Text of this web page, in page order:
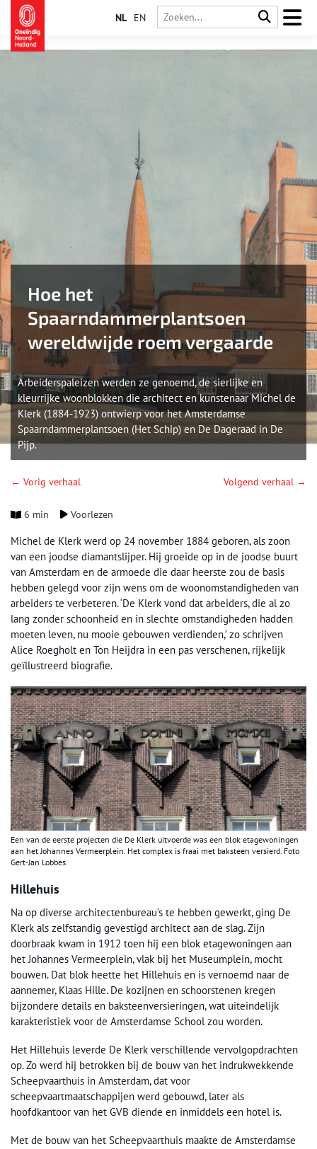
NL EN
Hoe het
Spaarndammerplantsoen
wereldwijde roem vergaarde
Arbeiderspaleizen werden ze genoemd, de sierlijke en
kleurrijke woonblokken die architect en kunstenaar Michel de
Klerk (1884-1923) ontwierp voor het Amsterdamse
Spaarndammerplantsoen (Het Schip) en De Dageraad in De
Pijp.
← Vorig verhaal Volgend verhaal →
6 min Voorlezen
Michel de Klerk werd op 24 november 1884 geboren, als zoon
van een joodse diamantslijper. Hij groeide op in de joodse buurt
van Amsterdam en de armoede die daar heerste zou de basis
hebben gelegd voor zijn wens om de woonomstandigheden van
arbeiders te verbeteren. ‘De Klerk vond dat arbeiders, die al zo
lang zonder schoonheid en in slechte omstandigheden hadden
moeten leven, nu mooie gebouwen verdienden,’ zo schrijven
Alice Roegholt en Ton Heijdra in een pas verschenen, rijkelijk
geïllustreerd biografie.
Een van de eerste projecten die De Klerk uitvoerde was een blok etagewoningen
aan het Johannes Vermeerplein. Het complex is fraai met baksteen versierd. Foto
Gert-Jan Lobbes.
Hillehuis
Na op diverse architectenbureau’s te hebben gewerkt, ging De
Klerk als zelfstandig gevestigd architect aan de slag. Zijn
doorbraak kwam in 1912 toen hij een blok etagewoningen aan
het Johannes Vermeerplein, vlak bij het Museumplein, mocht
bouwen. Dat blok heette het Hillehuis en is vernoemd naar de
aannemer, Klaas Hille. De kozijnen en schoorstenen kregen
bijzondere details en baksteenversieringen, wat uiteindelijk
karakteristiek voor de Amsterdamse School zou worden.
Het Hillehuis leverde De Klerk verschillende vervolgopdrachten
op. Zo werd hij betrokken bij de bouw van het indrukwekkende
Scheepvaarthuis in Amsterdam, dat voor
scheepvaartmaatschappijen werd gebouwd, later als
hoofdkantoor van het GVB diende en inmiddels een hotel is.
Met de bouw van het Scheepvaarthuis maakte de Amsterdamse